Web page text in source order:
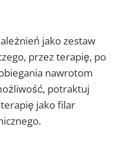
jako zestaw
przez terapię, po
nawrotom
potraktuj
jako filar